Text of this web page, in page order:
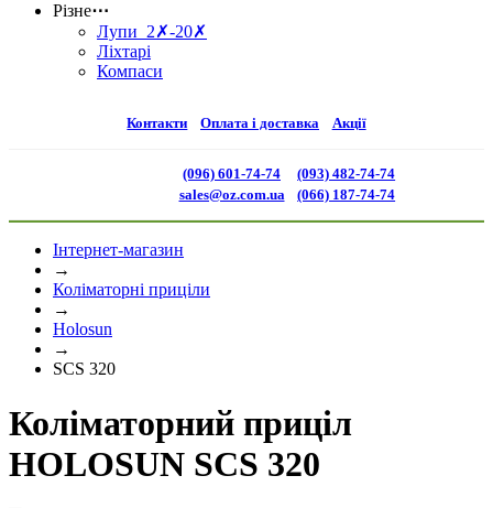
Різне⋯
Лупи 2✗-20✗
Ліхтарі
Компаси
Контакти Оплата і доставка Акції
(096) 601-74-74
sales@oz.com.ua
(093) 482-74-74
(066) 187-74-74
Інтернет-магазин
→
Коліматорні приціли
→
Holosun
→
SCS 320
Коліматорний приціл
HOLOSUN SCS 320